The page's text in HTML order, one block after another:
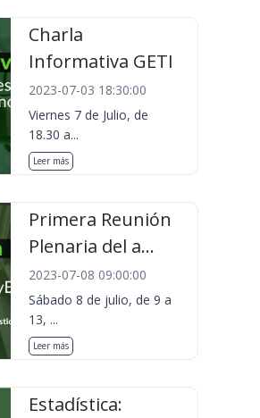
Charla
Informativa GETI
2023-07-03 18:30:00
Viernes 7 de Julio, de
18.30 a...
Leer más
Primera Reunión
Plenaria del a...
2023-07-08 09:00:00
Sábado 8 de julio, de 9 a
13, ...
Leer más
Estadística: